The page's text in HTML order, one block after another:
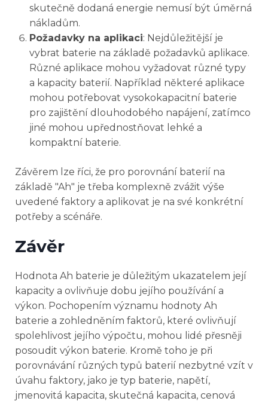
skutečně dodaná energie nemusí být úměrná
nákladům.
Požadavky na aplikaci: Nejdůležitější je
vybrat baterie na základě požadavků aplikace.
Různé aplikace mohou vyžadovat různé typy
a kapacity baterií. Například některé aplikace
mohou potřebovat vysokokapacitní baterie
pro zajištění dlouhodobého napájení, zatímco
jiné mohou upřednostňovat lehké a
kompaktní baterie.
Závěrem lze říci, že pro porovnání baterií na
základě "Ah" je třeba komplexně zvážit výše
uvedené faktory a aplikovat je na své konkrétní
potřeby a scénáře.
Závěr
Hodnota Ah baterie je důležitým ukazatelem její
kapacity a ovlivňuje dobu jejího používání a
výkon. Pochopením významu hodnoty Ah
baterie a zohledněním faktorů, které ovlivňují
spolehlivost jejího výpočtu, mohou lidé přesněji
posoudit výkon baterie. Kromě toho je při
porovnávání různých typů baterií nezbytné vzít v
úvahu faktory, jako je typ baterie, napětí,
jmenovitá kapacita, skutečná kapacita, cenová